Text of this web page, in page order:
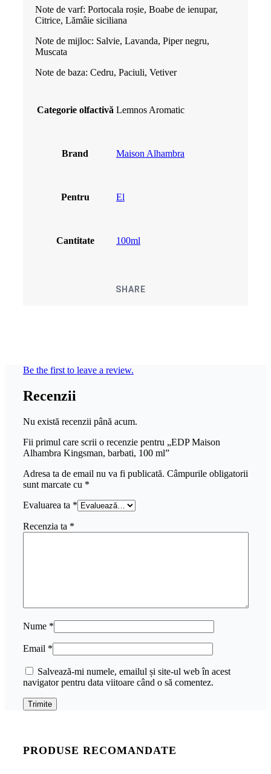
Note de varf: Portocala roșie, Boabe de ienupar,
Citrice, Lămâie siciliana
Note de mijloc: Salvie, Lavanda, Piper negru,
Muscata
Note de baza: Cedru, Paciuli, Vetiver
Categorie olfactivă Lemnos Aromatic
Brand Maison Alhambra
Pentru El
Cantitate 100ml
SHARE
Be the first to leave a review.
Recenzii
Nu există recenzii până acum.
Fii primul care scrii o recenzie pentru „EDP Maison
Alhambra Kingsman, barbati, 100 ml”
Adresa ta de email nu va fi publicată. Câmpurile obligatorii
sunt marcate cu *
Evaluarea ta *
Recenzia ta *
Nume *
Email *
Salvează-mi numele, emailul și site-ul web în acest
navigator pentru data viitoare când o să comentez.
PRODUSE RECOMANDATE